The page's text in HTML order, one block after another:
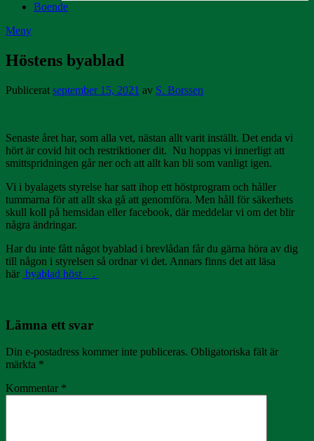
Boende
Meny
Höstens byablad
Publicerat september 15, 2021 av S. Borssen
Senaste året har, som alla vet, nästan allt varit inställt. Det enda vi
hört är covid hit och restriktioner dit. Nu hoppas vi innerligt att
smittspridningen går ner och att allt kan bli som vanligt igen.
Vi i byalagets styrelse har satt ihop ett höstprogram och håller
tummarna för att allt ska gå att genomföra. Men håll för säkerhets
skull koll på hemsidan eller facebook, där meddelar vi om det blir
några ändringar.
Har du inte fått något byablad i brevlådan får du gärna höra av dig
till någon i styrelsen så ordnar vi det. Annars finns det att läsa
här byablad höst_ .
Lämna ett svar
Din e-postadress kommer inte publiceras. Obligatoriska fält är
märkta *
Kommentar *